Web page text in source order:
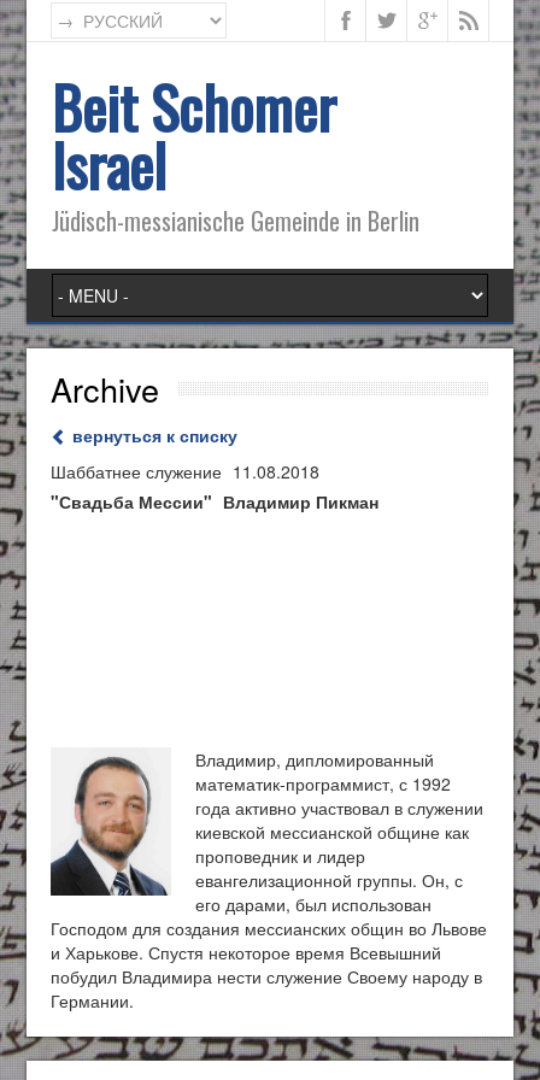
Beit Schomer
Israel
Jüdisch-messianische Gemeinde in Berlin
Archive
вернуться к списку
Шаббатнее служение 11.08.2018
"Свадьба Мессии" Владимир Пикман
Владимир, дипломированный
математик-программист, с 1992
года активно участвовал в служении
киевской мессианской общине как
проповедник и лидер
евангелизационной группы. Он, с
его дарами, был использован
Господом для создания мессианских общин во Львове
и Харькове. Спустя некоторое время Всевышний
побудил Владимира нести служение Своему народу в
Германии.